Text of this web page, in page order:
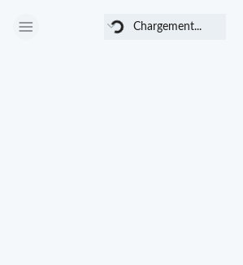
Chargement... Chargement...